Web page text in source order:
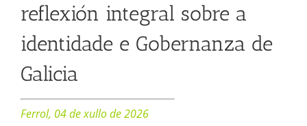
reflexión integral sobre a
identidade e Gobernanza de
Galicia
Ferrol, 04 de xullo de 2026